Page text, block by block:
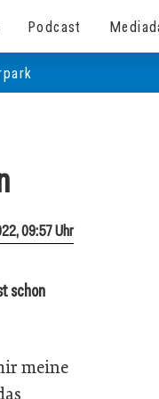
Podcast
09:57 Uhr
schon
meine